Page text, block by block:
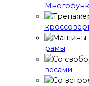
рамы
весами